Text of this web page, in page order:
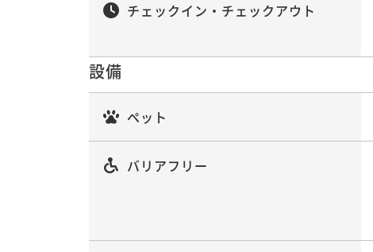
チェックイン・チェックアウト
設備
ペット
バリアフリー